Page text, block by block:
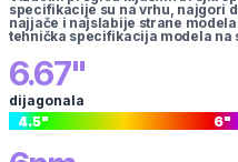
specifikacije su na vrhu, najgori
najjače i najslabije strane
tehnička specifikacija modela na
6.67"
dijagonala
4.5" 6"